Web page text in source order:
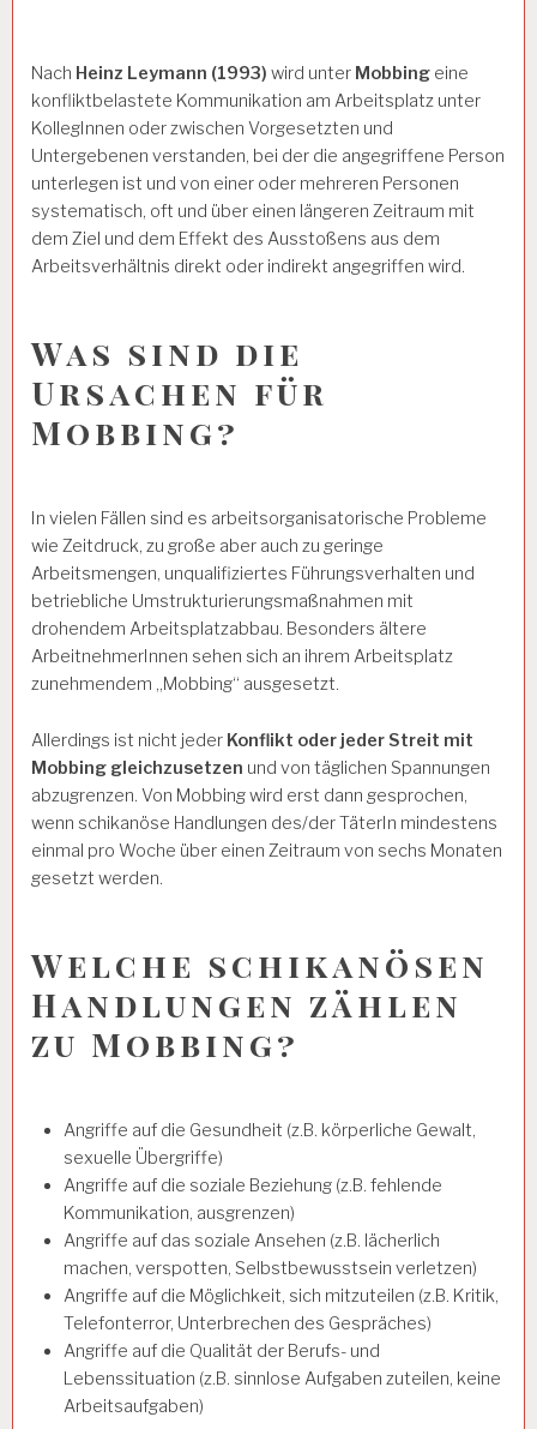
Nach Heinz Leymann (1993) wird unter Mobbing eine
konfliktbelastete Kommunikation am Arbeitsplatz unter
KollegInnen oder zwischen Vorgesetzten und
Untergebenen verstanden, bei der die angegriffene Person
unterlegen ist und von einer oder mehreren Personen
systematisch, oft und über einen längeren Zeitraum mit
dem Ziel und dem Effekt des Ausstoßens aus dem
Arbeitsverhältnis direkt oder indirekt angegriffen wird.
Was sind die
Ursachen für
Mobbing?
In vielen Fällen sind es arbeitsorganisatorische Probleme
wie Zeitdruck, zu große aber auch zu geringe
Arbeitsmengen, unqualifiziertes Führungsverhalten und
betriebliche Umstrukturierungsmaßnahmen mit
drohendem Arbeitsplatzabbau. Besonders ältere
ArbeitnehmerInnen sehen sich an ihrem Arbeitsplatz
zunehmendem „Mobbing“ ausgesetzt.
Allerdings ist nicht jeder Konflikt oder jeder Streit mit
Mobbing gleichzusetzen und von täglichen Spannungen
abzugrenzen. Von Mobbing wird erst dann gesprochen,
wenn schikanöse Handlungen des/der TäterIn mindestens
einmal pro Woche über einen Zeitraum von sechs Monaten
gesetzt werden.
Welche schikanösen
Handlungen zählen
zu Mobbing?
Angriffe auf die Gesundheit (z.B. körperliche Gewalt,
sexuelle Übergriffe)
Angriffe auf die soziale Beziehung (z.B. fehlende
Kommunikation, ausgrenzen)
Angriffe auf das soziale Ansehen (z.B. lächerlich
machen, verspotten, Selbstbewusstsein verletzen)
Angriffe auf die Möglichkeit, sich mitzuteilen (z.B. Kritik,
Telefonterror, Unterbrechen des Gespräches)
Angriffe auf die Qualität der Berufs- und
Lebenssituation (z.B. sinnlose Aufgaben zuteilen, keine
Arbeitsaufgaben)